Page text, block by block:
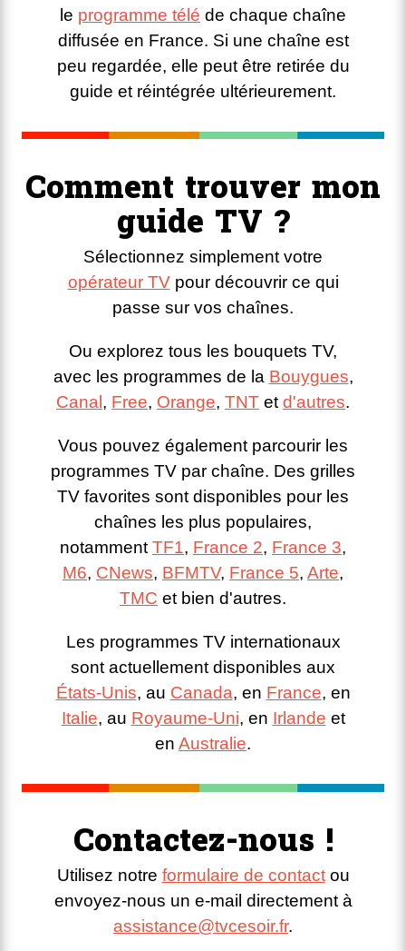
le programme télé de chaque chaîne
diffusée en France. Si une chaîne est
peu regardée, elle peut être retirée du
guide et réintégrée ultérieurement.
Comment trouver mon
guide TV ?
Sélectionnez simplement votre
opérateur TVpour découvrir ce qui
passe sur vos chaînes.
Ou explorez tous les bouquets TV,
avec les programmes de la Bouygues,
Canal , Free, Orange, TNT etd'autres.
Vous pouvez également parcourir les
programmes TV par chaîne. Des grilles
TV favorites sont disponibles pour les
chaînes les plus populaires,
notammentTF1, France 2, France 3,
M6, CNews, BFMTV, France 5, Arte,
TMC et bien d'autres.
Les programmes TV internationaux
sont actuellement disponibles aux
États-Unis, au Canada, en France, en
Italie, au Royaume-Uni, en Irlande et
en Australie.
Contactez-nous !
Utilisez notre formulaire de contactou
envoyez-nous un e-mail directement à
assistance@tvcesoir.fr.